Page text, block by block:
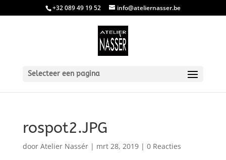
+32 089 49 19 52 info@ateliernasser.be
Selecteer een pagina
rospot2.JPG
door Atelier Nassér| mrt 28, 2019| 0 Reacties